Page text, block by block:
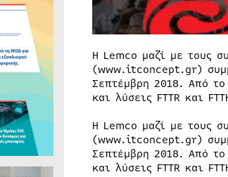
Η Lemco μαζί με
(www.itconcept.gr)
Σεπτέμβρη 2018. Από
και λύσεις FTTR και
Η Lemco μαζί με
(www.itconcept.gr)
Σεπτέμβρη 2018. Από
και λύσεις FTTR και